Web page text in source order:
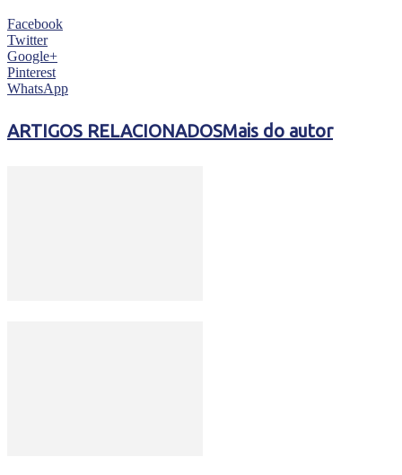
Facebook
Twitter
Google+
Pinterest
WhatsApp
ARTIGOS RELACIONADOSMais do autor